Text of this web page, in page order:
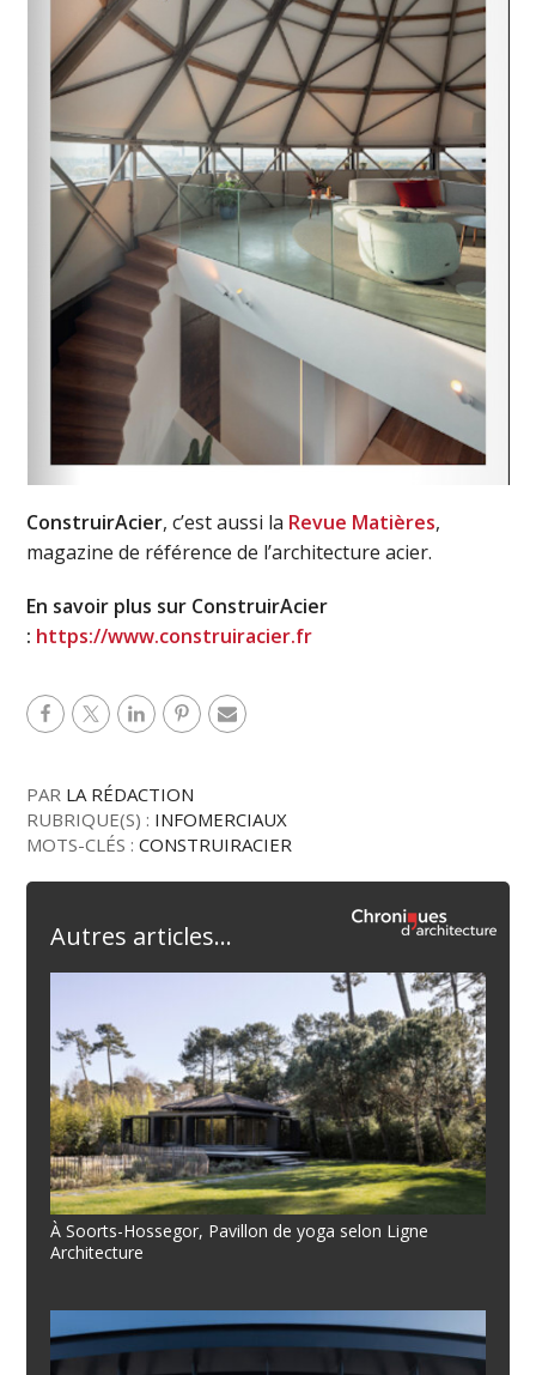
ConstruirAcier, c’est aussi la Revue Matières,
magazine de référence de l’architecture acier.
En savoir plus sur ConstruirAcier
: https://www.construiracier.fr
PAR LA RÉDACTION
RUBRIQUE(S) : INFOMERCIAUX
MOTS-CLÉS :CONSTRUIRACIER
Autres articles...
À Soorts-Hossegor, Pavillon de yoga selon Ligne
Architecture